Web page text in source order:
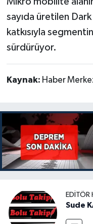
sayıda üretilen
katkısıyla
sürdürüyor.
Kaynak: Haber
EDITÖR
Sude